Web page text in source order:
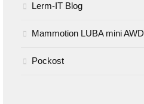
Lerm-IT Blog
Mammotion LUBA mini AWD
Pockost